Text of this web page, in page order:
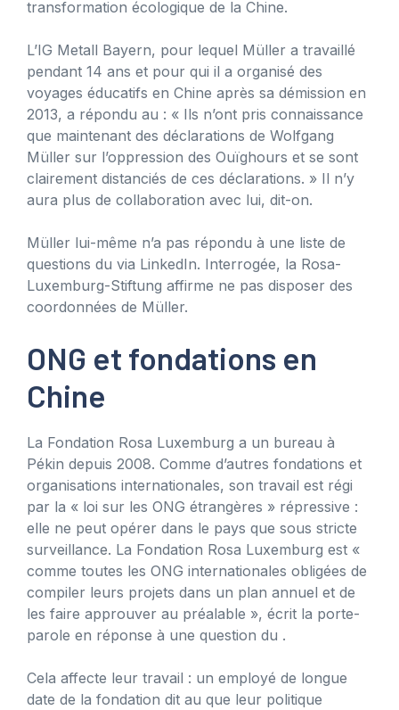
transformation écologique de la Chine.
L’IG Metall Bayern, pour lequel Müller a travaillé
pendant 14 ans et pour qui il a organisé des
voyages éducatifs en Chine après sa démission en
2013, a répondu au : « Ils n’ont pris connaissance
que maintenant des déclarations de Wolfgang
Müller sur l’oppression des Ouïghours et se sont
clairement distanciés de ces déclarations. » Il n’y
aura plus de collaboration avec lui, dit-on.
Müller lui-même n’a pas répondu à une liste de
questions du via LinkedIn. Interrogée, la Rosa-
Luxemburg-Stiftung affirme ne pas disposer des
coordonnées de Müller.
ONG et fondations en
Chine
La Fondation Rosa Luxemburg a un bureau à
Pékin depuis 2008. Comme d’autres fondations et
organisations internationales, son travail est régi
par la « loi sur les ONG étrangères » répressive :
elle ne peut opérer dans le pays que sous stricte
surveillance. La Fondation Rosa Luxemburg est «
comme toutes les ONG internationales obligées de
compiler leurs projets dans un plan annuel et de
les faire approuver au préalable », écrit la porte-
parole en réponse à une question du .
Cela affecte leur travail : un employé de longue
date de la fondation dit au que leur politique